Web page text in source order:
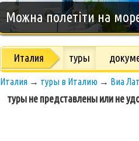
Новогодний тур на
Италия туры
Италия → туры в Италию → Виа
туры не представлены или не